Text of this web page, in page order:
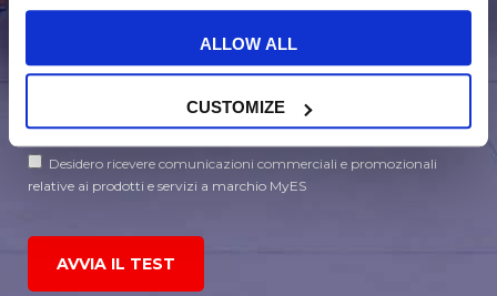
ALLOW ALL
CUSTOMIZE
trattamento dei miei dati personali in conformità all’
privacy.
Desidero ricevere comunicazioni commerciali e promozionali
relative ai prodotti e servizi a marchio MyES
AVVIA IL TEST